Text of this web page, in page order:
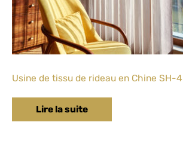
Usine de tissu de rideau en Chine SH-4
Lire la suite